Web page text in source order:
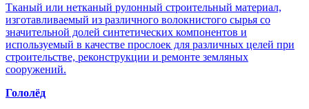
Тканый или нетканый рулонный строительный материал,
изготавливаемый из различного волокнистого сырья со
значительной долей синтетических компонентов и
используемый в качестве прослоек для различных целей при
строительстве, реконструкции и ремонте земляных
сооружений.
Гололёд